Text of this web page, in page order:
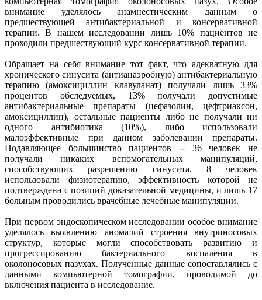
внимание уделялось анамнестическим данным о
предшествующей антибактериальной и консервативной
терапии. В нашем исследовании лишь 10% пациентов не
проходили предшествующий курс консервативной терапии.
Обращает на себя внимание тот факт, что адекватную для
хронического синусита (антианаэробную) антибактериальную
терапию (амоксициллин клавуланат) получали лишь 33%
процентов обследуемых, 13% получали допустимые
антибактериальные препараты (цефазолин, цефтриаксон,
амоксициллин), остальные пациенты либо не получали ни
одного антибиотика (10%), либо использовали
малоэффективные при данном заболевании препараты.
Подавляющее большинство пациентов -- 36 человек не
получали никаких вспомогательных манипуляций,
способствующих разрешению синусита, 8 человек
использовали физиотерапию, эффективность которой не
подтверждена с позиций доказательной медицины, и лишь 17
больным проводились врачебные лечебные манипуляции.
При первом эндоскопическом исследовании особое внимание
уделялось выявлению аномалий строения внутриносовых
структур, которые могли способствовать развитию и
прогрессированию бактериального воспаления в
околоносовых пазухах. Полученные данные сопоставлялись с
данными компьютерной томографии, проводимой до
включения пациента в исследование.